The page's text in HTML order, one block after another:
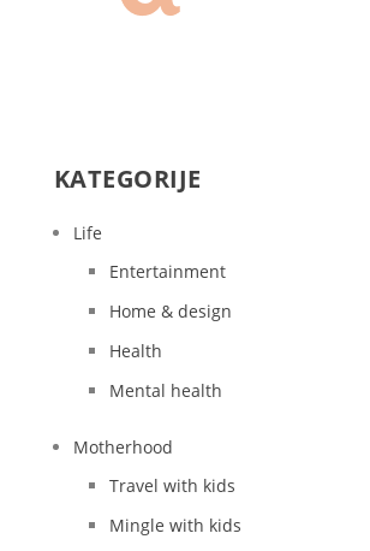
KATEGORIJE
Life
Entertainment
Home & design
Health
Mental health
Motherhood
Travel with kids
Mingle with kids